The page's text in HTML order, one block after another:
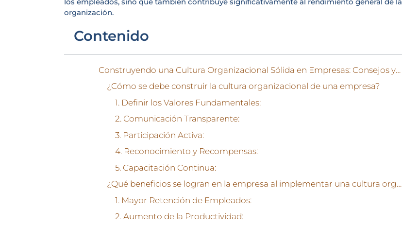
organización.
Contenido
Construyendo una Cultura Organizacional Sólida en Empresas: Consejos y Beneficios
¿Cómo se debe construir la cultura organizacional de una empresa?
1. Definir los Valores Fundamentales:
2. Comunicación Transparente:
3. Participación Activa:
4. Reconocimiento y Recompensas:
5. Capacitación Continua:
¿Qué beneficios se logran en la empresa al implementar una cultura organizacional positiva?
1. Mayor Retención de Empleados:
2. Aumento de la Productividad: